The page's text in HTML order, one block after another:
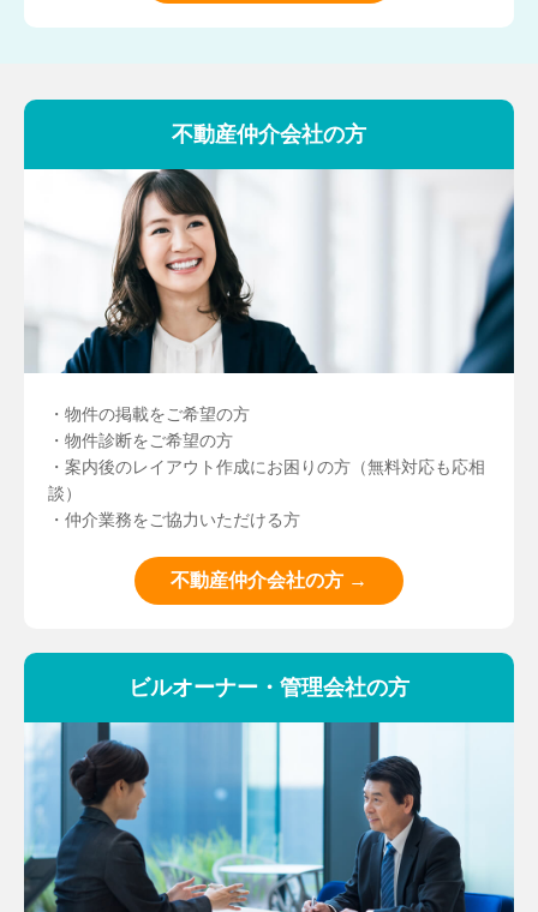
不動産仲介会社の方
・物件の掲載をご希望の方
・物件診断をご希望の方
・案内後のレイアウト作成にお困りの方（無料対応も応相
談）
・仲介業務をご協力いただける方
不動産仲介会社の方 →
ビルオーナー・管理会社の方